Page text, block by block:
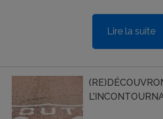
Lire la suite